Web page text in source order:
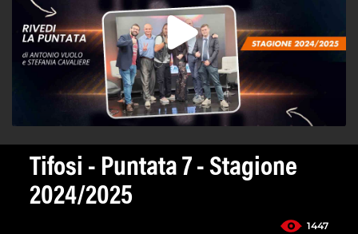
Tifosi - Puntata 7 - Stagione
2024/2025
1447